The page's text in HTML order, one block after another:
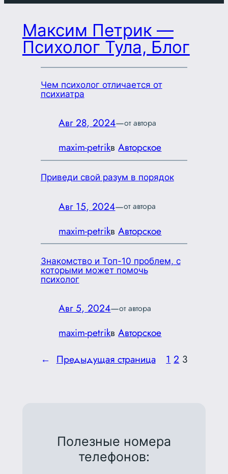
Максим Петрик —
Психолог Тула, Блог
Чем психолог отличается от
психиатра
Авг 28, 2024—от автора
maxim-petrikвАвторское
Приведи свой разум в порядок
Авг 15, 2024—от автора
maxim-petrikвАвторское
Знакомство и Топ-10 проблем, с
которыми может помочь
психолог
Авг 5, 2024—от автора
maxim-petrikвАвторское
← Предыдущая страница 1 2 3
Полезные номера
телефонов: